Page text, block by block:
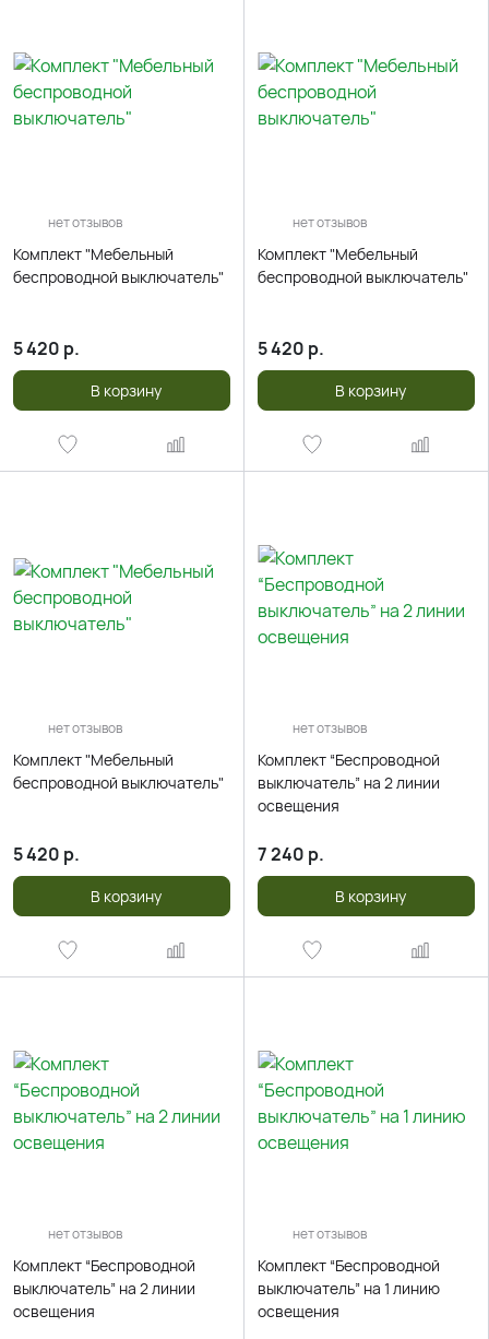
нет отзывов
Комплект "Мебельный
беспроводной выключатель"
5 420 р.
В корзину
нет отзывов
Комплект "Мебельный
беспроводной выключатель"
5 420 р.
В корзину
нет отзывов
Комплект "Мебельный
беспроводной выключатель"
5 420 р.
В корзину
нет отзывов
Комплект “Беспроводной
выключатель” на 2 линии
освещения
7 240 р.
В корзину
нет отзывов
Комплект “Беспроводной
выключатель” на 2 линии
освещения
нет отзывов
Комплект “Беспроводной
выключатель” на 1 линию
освещения